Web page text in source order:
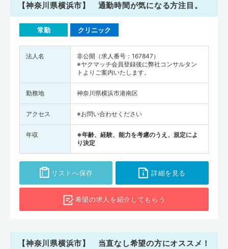
【神奈川県横浜市】 通勤時間が気になる方注目。
常勤 クリニック
法人名
非公開（求人番号：167847）
※ヤクマッチ会員登録後に弊社コンサルタン
トよりご案内いたします。
勤務地 神奈川県横浜市港南区
アクセス ※お問い合わせください
年収
※年齢、経験、能力を考慮のうえ、規定によ
り決定
リストへ保存 詳細を見る
希望の求人を紹介してもらう
【神奈川県横浜市】 当直なし希望の方にオススメ！